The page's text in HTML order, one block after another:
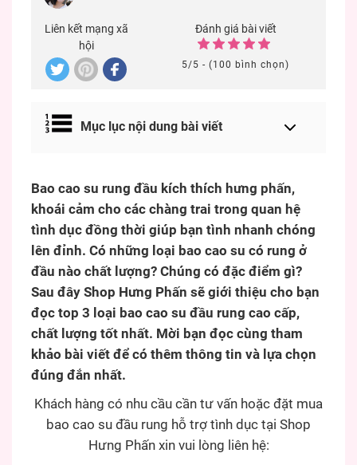
Liên kết mạng xã
hội
Đánh giá bài viết
5/5 - (100 bình chọn)
Mục lục nội dung bài viết
Bao cao su rung đầu kích thích hưng phấn,
khoái cảm cho các chàng trai trong quan hệ
tình dục đồng thời giúp bạn tình nhanh chóng
lên đỉnh. Có những loại bao cao su có rung ở
đầu nào chất lượng? Chúng có đặc điểm gì?
Sau đây Shop Hưng Phấn sẽ giới thiệu cho bạn
đọc top 3 loại bao cao su đầu rung cao cấp,
chất lượng tốt nhất. Mời bạn đọc cùng tham
khảo bài viết để có thêm thông tin và lựa chọn
đúng đắn nhất.
Khách hàng có nhu cầu cần tư vấn hoặc đặt mua
bao cao su đầu rung hỗ trợ tình dục tại Shop
Hưng Phấn xin vui lòng liên hệ: